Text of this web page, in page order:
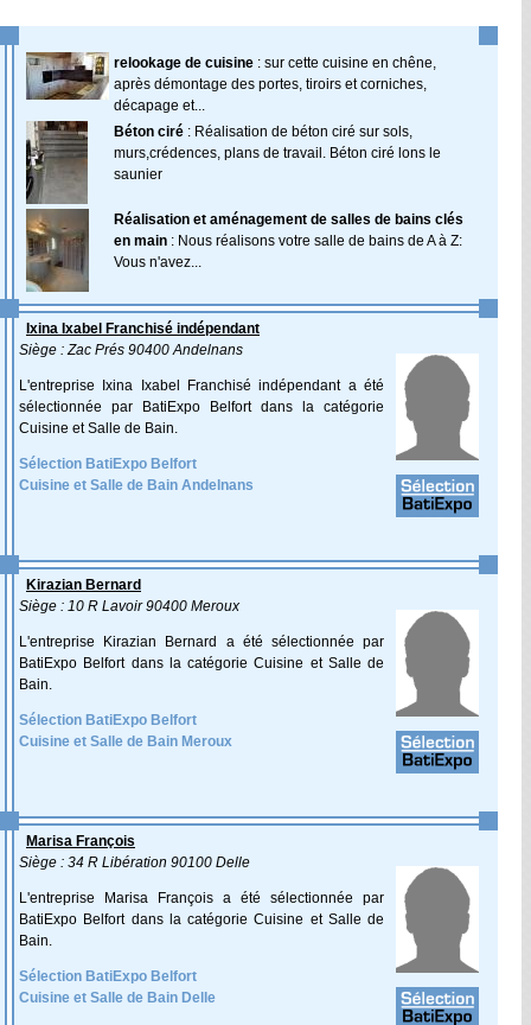
relookage de cuisine : sur cette cuisine en chêne,
après démontage des portes, tiroirs et corniches,
décapage et...
Béton ciré : Réalisation de béton ciré sur sols,
murs,crédences, plans de travail. Béton ciré lons le
saunier
Réalisation et aménagement de salles de bains clés
en main : Nous réalisons votre salle de bains de A à Z:
Vous n'avez...
Ixina Ixabel Franchisé indépendant
Siège : Zac Prés 90400 Andelnans
L'entreprise Ixina Ixabel Franchisé indépendant a été
sélectionnée par BatiExpo Belfort dans la catégorie
Cuisine et Salle de Bain.
Sélection BatiExpo Belfort
Cuisine et Salle de Bain Andelnans
Kirazian Bernard
Siège : 10 R Lavoir 90400 Meroux
L'entreprise Kirazian Bernard a été sélectionnée par
BatiExpo Belfort dans la catégorie Cuisine et Salle de
Bain.
Sélection BatiExpo Belfort
Cuisine et Salle de Bain Meroux
Marisa François
Siège : 34 R Libération 90100 Delle
L'entreprise Marisa François a été sélectionnée par
BatiExpo Belfort dans la catégorie Cuisine et Salle de
Bain.
Sélection BatiExpo Belfort
Cuisine et Salle de Bain Delle